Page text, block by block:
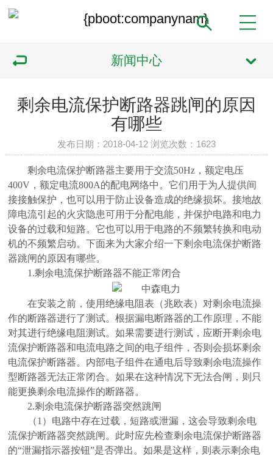
新闻中心
剩余电流保护断路器跳闸的原因
有哪些
发布日期：2018-04-12 浏览次数： 1623
剩余电流保护断路器主要用于交流50Hz，额定电压
400V，额定电流800A的配电网络中。它们用于为人提供间
接接触保护，也可以用于防止设备造成的绝缘损坏。接地故
障电流引起的火灾隐患可用于分配电能，并保护电路和电力
设备的过载和短路。它也可以用于电路的不频繁转换和电动
机的不频繁启动。下面来为大家介绍一下剩余电流保护断路
器跳闸的原因有哪些。
1.剩余电流保护断路器不能正常闭合
在安装之前，使用绝缘电阻表（兆欧表）对剩余电流操
作的断路器进行了测试。根据漏电断路器的工作原理，不能
对其进行绝缘电阻测试。如果需要进行测试，应断开剩余电
流保护断路器和电流电路之间的电子组件，否则会损坏剩余
电流保护断路器。内部电子组件在通电后导致剩余电流操作
型断路器无法正常闭合。如果在这种情况下无法合闸，则只
能更换剩余电流操作的断路器。
2.剩余电流保护断路器突然跳闸
（1）电路中存在过载，短路或泄漏，这会导致剩余电
流保护断路器突然跳闸。此时应先检查剩余电流保护断路器
的“泄漏指示器按钮”是否弹出。如果是这样，则表示剩余电